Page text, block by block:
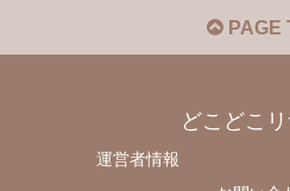
PAGE
どこどこ
運営者情報